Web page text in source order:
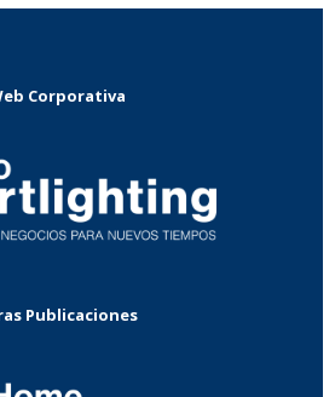
Corporativa
Publicaciones